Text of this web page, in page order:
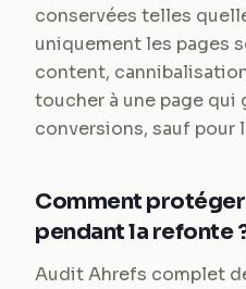
conservées telles
uniquement les pages
content,
toucher à une page qui
conversions, sauf pour
Comment
pendant la refonte
Audit Ahrefs complet